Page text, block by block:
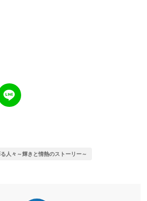
人々～輝きと情熱のストーリー～